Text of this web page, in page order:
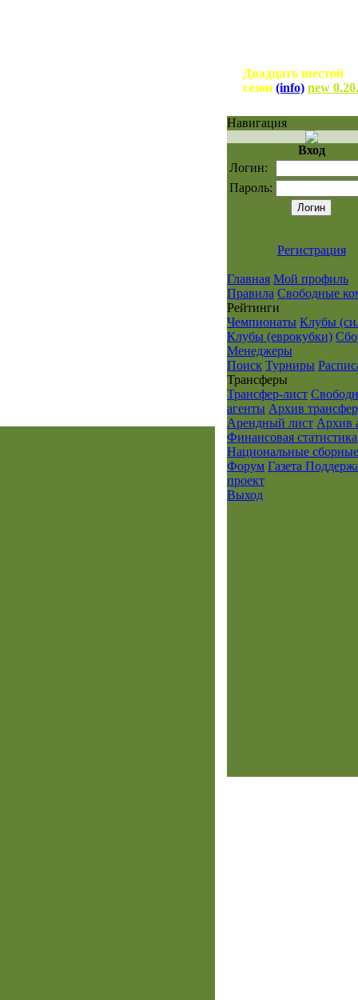
Двадцать шестой
сезон (info) new
Навигация
Вход
Логин:
Пароль:
Регистрация
Главная Мой профиль
Правила Свободные
Рейтинги
Чемпионаты Клубы
Клубы (еврокубки)
Менеджеры
Поиск Турниры
Транcферы
Трансфер-лист
агенты Архив
Арендный лист Архив
Финансовая статистика
Национальные сборные
Форум Газета
проект
Выход